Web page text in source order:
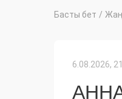
Басты бет /
6.08.2026,